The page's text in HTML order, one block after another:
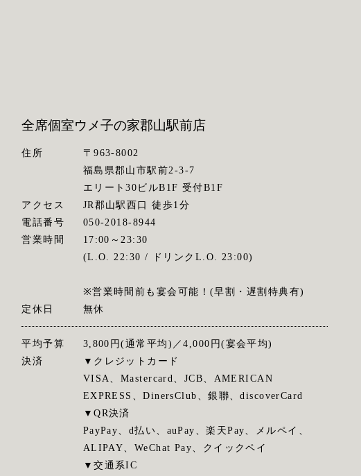
全席個室ウメ子の家郡山駅前店
住所
〒963-8002
福島県郡山市駅前2-3-7
エリート30ビルB1F 受付B1F
アクセス
JR郡山駅西口 徒歩1分
電話番号
050-2018-8944
営業時間
17:00～23:30
(L.O. 22:30 / ドリンクL.O. 23:00)
※営業時間前も宴会可能！(早割・遅割特典有)
定休日
無休
平均予算
3,800円(通常平均)／4,000円(宴会平均)
決済
▼クレジットカード
VISA、Mastercard、JCB、AMERICAN
EXPRESS、DinersClub、銀聯、discoverCard
▼QR決済
PayPay、d払い、auPay、楽天Pay、メルペイ、
ALIPAY、WeChat Pay、クイックペイ
▼交通系IC